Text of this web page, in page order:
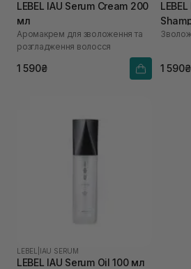
LEBEL IAU Serum Cream 200
мл
Аромакрем для зволоження та
розгладження волосся
1 590₴ 1 590₴
LEBEL IAU SERUM
LEBEL IAU Serum Oil 100 мл